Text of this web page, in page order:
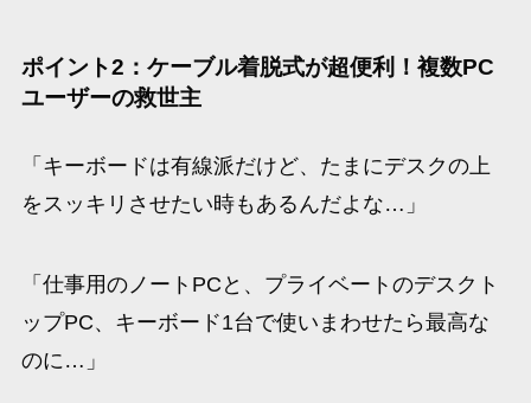
ポイント2：ケーブル着脱式が超便利！複数PC
ユーザーの救世主
「キーボードは有線派だけど、たまにデスクの上
をスッキリさせたい時もあるんだよな…」
「仕事用のノートPCと、プライベートのデスクト
ップPC、キーボード1台で使いまわせたら最高な
のに…」